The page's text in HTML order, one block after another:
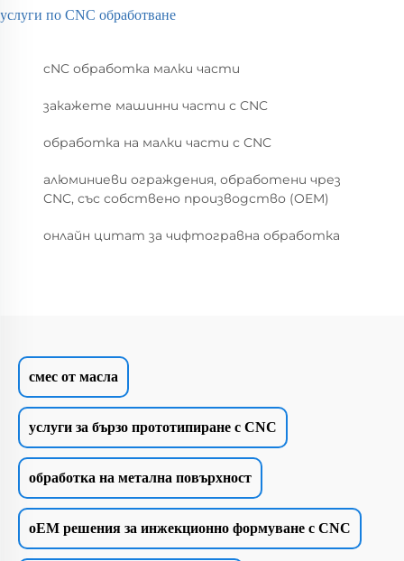
услуги по CNC обработване
cNC обработка малки части
закажете машинни части с CNC
обработка на малки части с CNC
алюминиеви ограждения, обработени чрез
CNC, със собствено производство (OEM)
онлайн цитат за чифтогравна обработка
смес от масла
услуги за бързо прототипиране с CNC
обработка на метална повърхност
oEM решения за инжекционно формуване с CNC